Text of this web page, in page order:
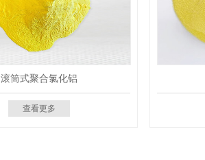
滚筒式聚合氯化铝
查看更多